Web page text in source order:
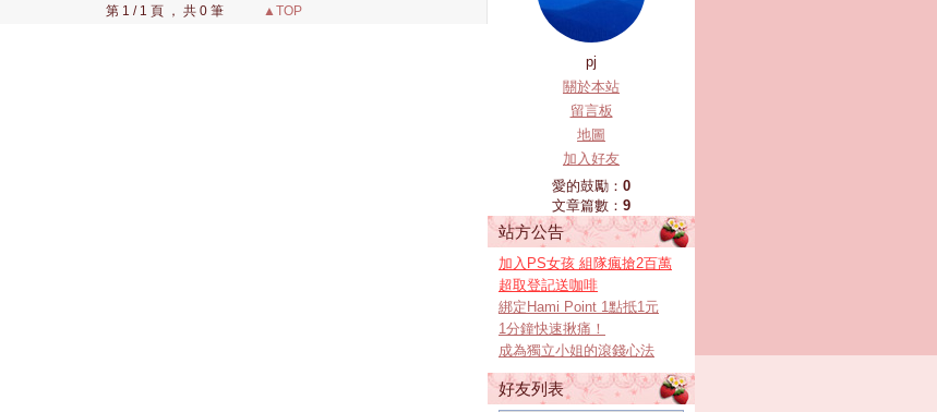
第 1 / 1 頁 ， 共 0 筆 ▲TOP
pj
關於本站
留言板
地圖
加入好友
愛的鼓勵： 0
文章篇數： 9
站方公告
加入PS女孩 組隊瘋搶2百萬
超取登記送咖啡
綁定Hami Point 1點抵1元
1分鐘快速揪痛！
成為獨立小姐的滾錢心法
好友列表